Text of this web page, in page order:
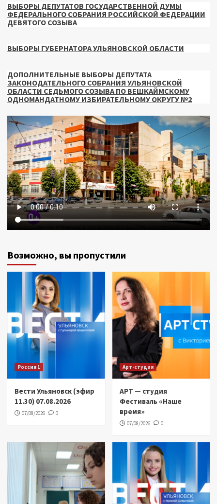
ВЫБОРЫ ДЕПУТАТОВ ГОСУДАРСТВЕННОЙ ДУМЫ
ФЕДЕРАЛЬНОГО СОБРАНИЯ РОССИЙСКОЙ ФЕДЕРАЦИИ
ДЕВЯТОГО СОЗЫВА
ВЫБОРЫ ГУБЕРНАТОРА УЛЬЯНОВСКОЙ ОБЛАСТИ
ДОПОЛНИТЕЛЬНЫЕ ВЫБОРЫ ДЕПУТАТА
ЗАКОНОДАТЕЛЬНОГО СОБРАНИЯ УЛЬЯНОВСКОЙ
ОБЛАСТИ СЕДЬМОГО СОЗЫВА ПО ВЕШКАЙМСКОМУ
ОДНОМАНДАТНОМУ ИЗБИРАТЕЛЬНОМУ ОКРУГУ №2
Возможно, вы пропустили
Россия 1
Вести Ульяновск (эфир
11.30) 07.08.2026
07/08/2026 0
Арт-студия
АРТ — студия
Фестиваль «Наше
время»
07/08/2026 0